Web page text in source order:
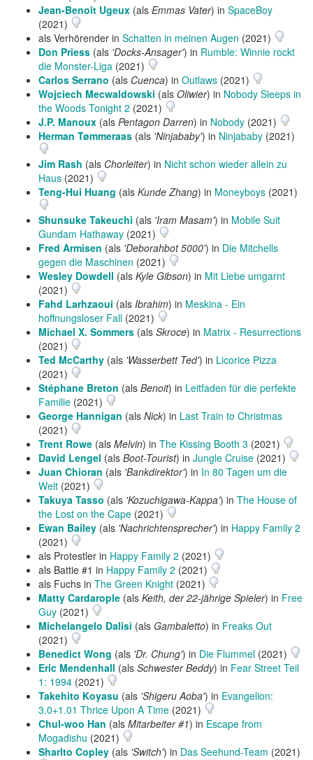
Jean-Benoît Ugeux (als Emmas Vater) in SpaceBoy
(2021)
als Verhörender in Schatten in meinen Augen (2021)
Don Priess (als 'Docks-Ansager') in Rumble: Winnie rockt
die Monster-Liga (2021)
Carlos Serrano (als Cuenca) in Outlaws (2021)
Wojciech Mecwaldowski (als Oliwier) in Nobody Sleeps in
the Woods Tonight 2 (2021)
J.P. Manoux (als Pentagon Darren) in Nobody (2021)
Herman Tømmeraas (als 'Ninjababy') in Ninjababy (2021)
Jim Rash (als Chorleiter) in Nicht schon wieder allein zu
Haus (2021)
Teng-Hui Huang (als Kunde Zhang) in Moneyboys (2021)
Shunsuke Takeuchi (als 'Iram Masam') in Mobile Suit
Gundam Hathaway (2021)
Fred Armisen (als 'Deborahbot 5000') in Die Mitchells
gegen die Maschinen (2021)
Wesley Dowdell (als Kyle Gibson) in Mit Liebe umgarnt
(2021)
Fahd Larhzaoui (als Ibrahim) in Meskina - Ein
hoffnungsloser Fall (2021)
Michael X. Sommers (als Skroce) in Matrix - Resurrections
(2021)
Ted McCarthy (als 'Wasserbett Ted') in Licorice Pizza
(2021)
Stéphane Breton (als Benoit) in Leitfaden für die perfekte
Familie (2021)
George Hannigan (als Nick) in Last Train to Christmas
(2021)
Trent Rowe (als Melvin) in The Kissing Booth 3 (2021)
David Lengel (als Boot-Tourist) in Jungle Cruise (2021)
Juan Chioran (als 'Bankdirektor') in In 80 Tagen um die
Welt (2021)
Takuya Tasso (als 'Kozuchigawa-Kappa') in The House of
the Lost on the Cape (2021)
Ewan Bailey (als 'Nachrichtensprecher') in Happy Family 2
(2021)
als Protestler in Happy Family 2 (2021)
als Battie #1 in Happy Family 2 (2021)
als Fuchs in The Green Knight (2021)
Matty Cardarople (als Keith, der 22-jährige Spieler) in Free
Guy (2021)
Michelangelo Dalisi (als Gambaletto) in Freaks Out
(2021)
Benedict Wong (als 'Dr. Chung') in Die Flummel (2021)
Eric Mendenhall (als Schwester Beddy) in Fear Street Teil
1: 1994 (2021)
Takehito Koyasu (als 'Shigeru Aoba') in Evangelion:
3.0+1.01 Thrice Upon A Time (2021)
Chul-woo Han (als Mitarbeiter #1) in Escape from
Mogadishu (2021)
Sharlto Copley (als 'Switch') in Das Seehund-Team (2021)